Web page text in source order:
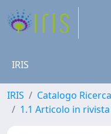
IRIS
IRIS Catalogo Ricerca
1.1 Articolo in rivista